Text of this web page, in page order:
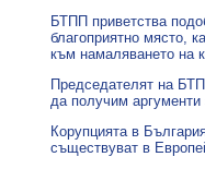
БТПП приветства
благоприятно място,
към намаляването на
Председателят на
да получим аргументи
Корупцията в
съществуват в